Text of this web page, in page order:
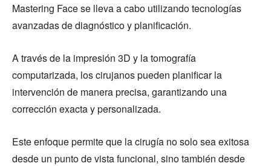
Mastering Face se lleva a cabo utilizando tecnologías
avanzadas de diagnóstico y planificación.
A través de la impresión 3D y la tomografía
computarizada, los cirujanos pueden planificar la
intervención de manera precisa, garantizando una
corrección exacta y personalizada.
Este enfoque permite que la cirugía no solo sea exitosa
desde un punto de vista funcional, sino también desde